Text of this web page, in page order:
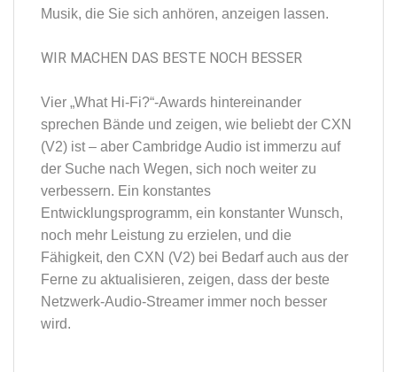
Musik, die Sie sich anhören, anzeigen lassen.
WIR MACHEN DAS BESTE NOCH BESSER
Vier „What Hi-Fi?“-Awards hintereinander
sprechen Bände und zeigen, wie beliebt der CXN
(V2) ist – aber Cambridge Audio ist immerzu auf
der Suche nach Wegen, sich noch weiter zu
verbessern. Ein konstantes
Entwicklungsprogramm, ein konstanter Wunsch,
noch mehr Leistung zu erzielen, und die
Fähigkeit, den CXN (V2) bei Bedarf auch aus der
Ferne zu aktualisieren, zeigen, dass der beste
Netzwerk-Audio-Streamer immer noch besser
wird.